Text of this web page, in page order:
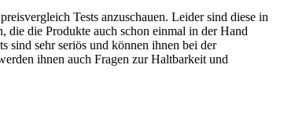
Tests anzuschauen. Leider sind diese in
die die Produkte auch schon einmal in der Hand
sind sehr seriös und können ihnen bei der
ihnen auch Fragen zur Haltbarkeit und